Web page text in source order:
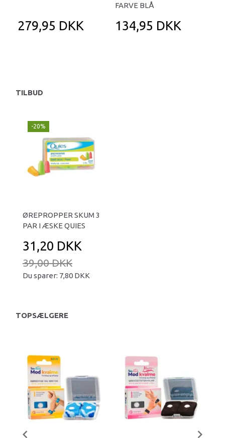
279,95 DKK
FARVE BLÅ
134,95 DKK
TILBUD
-20%
ØREPROPPER SKUM 3
PAR I ÆSKE QUIES
31,20 DKK
39,00 DKK
Du sparer: 7,80 DKK
TOPSÆLGERE